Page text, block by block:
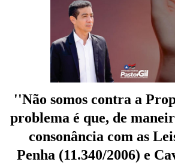
''Não somos contra a
problema é que, de
consonância com as
Penha (11.340/2006) e